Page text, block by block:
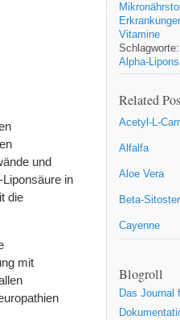
und
in
die
mit
Vitamine
Schlagworte:
Alpha-
Related
Acetyl-L-
Alfalfa
Aloe Vera
Beta-
Cayenne
Blogroll
Das Journal